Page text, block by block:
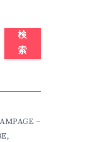
検
索
–